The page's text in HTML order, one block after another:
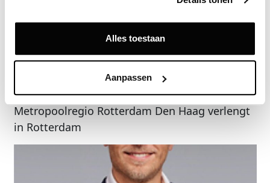
Alles toestaan
Aanpassen
Metropoolregio Rotterdam Den Haag verlengt
in Rotterdam